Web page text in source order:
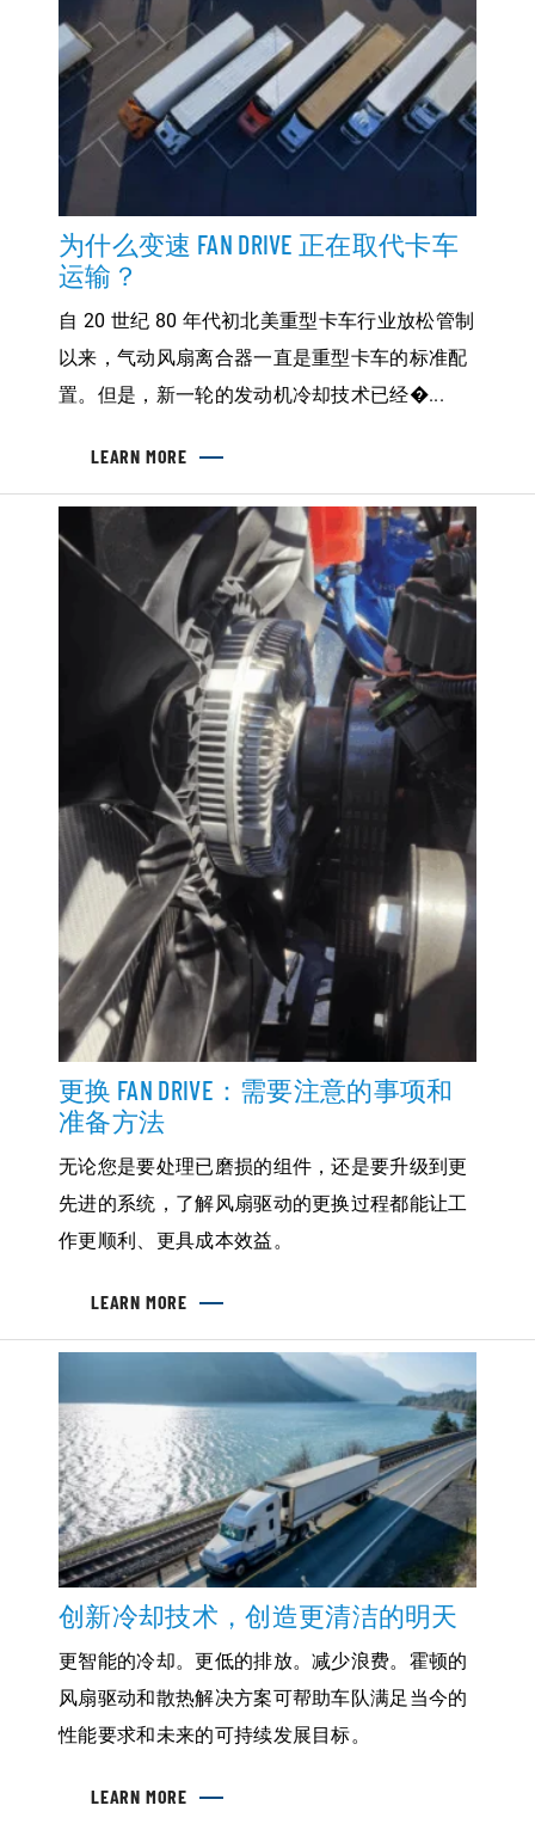
风
扇
驱
动
和
风
扇
的
为什么变速 FAN DRIVE 正在取代卡车
运输？
自 20 世纪 80 年代初北美重型卡车行业放松管制
以来，气动风扇离合器一直是重型卡车的标准配
置。但是，新一轮的发动机冷却技术已经�...
LEARN MORE
ABOUT
什
速
FAN
DRIVE
在
代
卡
车
运
输？
更换 FAN DRIVE：需要注意的事项和
准备方法
无论您是要处理已磨损的组件，还是要升级到更
先进的系统，了解风扇驱动的更换过程都能让工
作更顺利、更具成本效益。
LEARN MORE
ABOUT
换
需
要
注
意
的
事
项
和
准
备
法
创新冷却技术，创造更清洁的明天
更智能的冷却。更低的排放。减少浪费。霍顿的
风扇驱动和散热解决方案可帮助车队满足当今的
性能要求和未来的可持续发展目标。
LEARN MORE
ABOUT